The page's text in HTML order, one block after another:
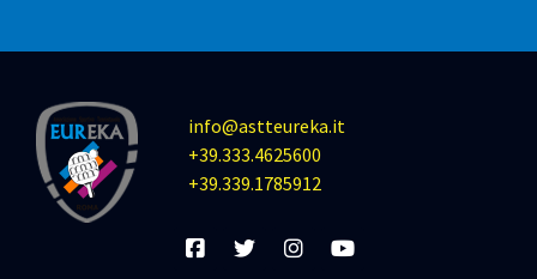
info@astteureka.it
+39.333.4625600
+39.339.1785912